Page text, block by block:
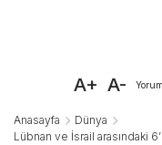
A+ A- Yorum
Anasayfa
Dünya
Lübnan ve İsrail arasındaki